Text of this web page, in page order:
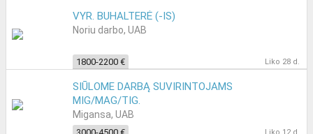
VYR. BUHALTERĖ (-IS)
Noriu darbo, UAB
1800-2200 € Liko 28 d.
SIŪLOME DARBĄ SUVIRINTOJAMS
MIG/MAG/TIG.
Migansa, UAB